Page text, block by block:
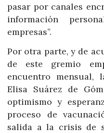
pasar por canales
información
empresas”.
Por otra parte, y de
de este gremio
encuentro mensual,
Elisa Suárez de
optimismo y
proceso de
salida a la crisis de